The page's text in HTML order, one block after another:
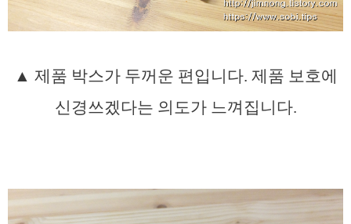
▲ 제품 박스가 두꺼운 편입니다. 제품 보호에
신경쓰겠다는 의도가 느껴집니다.